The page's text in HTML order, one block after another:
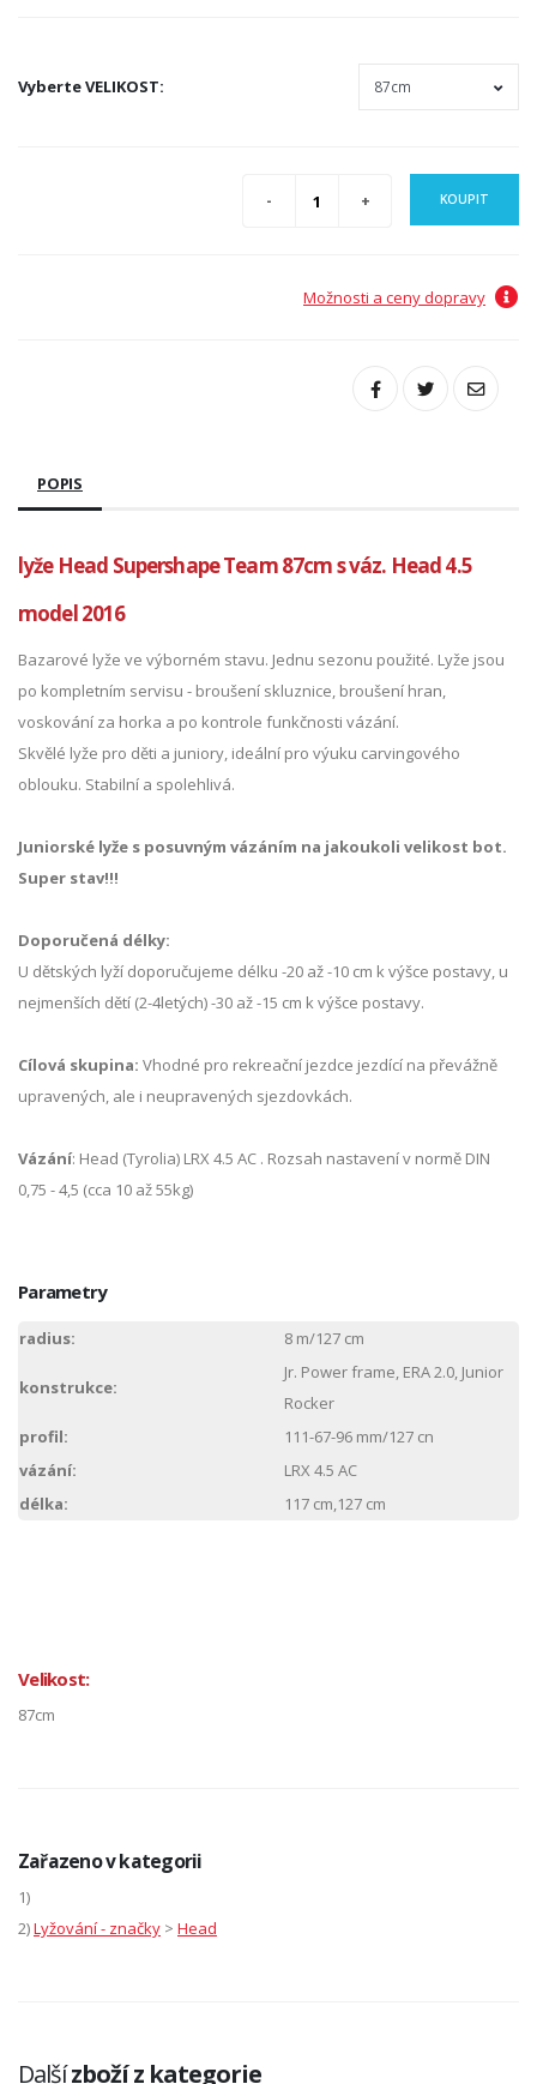
VyberteVELIKOST:
KOUPIT
Možnosti a ceny dopravy
POPIS
lyže Head Supershape Team 87cm s váz. Head 4.5
model 2016
Bazarové lyže ve výborném stavu. Jednu sezonu použité. Lyže jsou
po kompletním servisu - broušení skluznice, broušení hran,
voskování za horka a po kontrole funkčnosti vázání.
Skvělé lyže pro děti a juniory, ideální pro výuku carvingového
oblouku. Stabilní a spolehlivá.
Juniorské lyže s posuvným vázáním na jakoukoli velikost bot.
Super stav!!!
Doporučená délky:
U dětských lyží doporučujeme délku -20 až -10 cm k výšce postavy, u
nejmenších dětí (2-4letých) -30 až -15 cm k výšce postavy.
Cílová skupina: Vhodné pro rekreační jezdce jezdící na převážně
upravených, ale i neupravených sjezdovkách.
Vázání: Head (Tyrolia) LRX 4.5 AC . Rozsah nastavení v normě DIN
0,75 - 4,5 (cca 10 až 55kg)
Parametry
radius: 8 m/127 cm
konstrukce:
Jr. Power frame, ERA 2.0, Junior
Rocker
profil:
111-67-96 mm/127 cn
vázání:
LRX 4.5 AC
délka:
117 cm,127 cm
Velikost:
87cm
Zařazeno v kategorii
1)
2)Lyžování - značky > Head
Dalšízboží z kategorie